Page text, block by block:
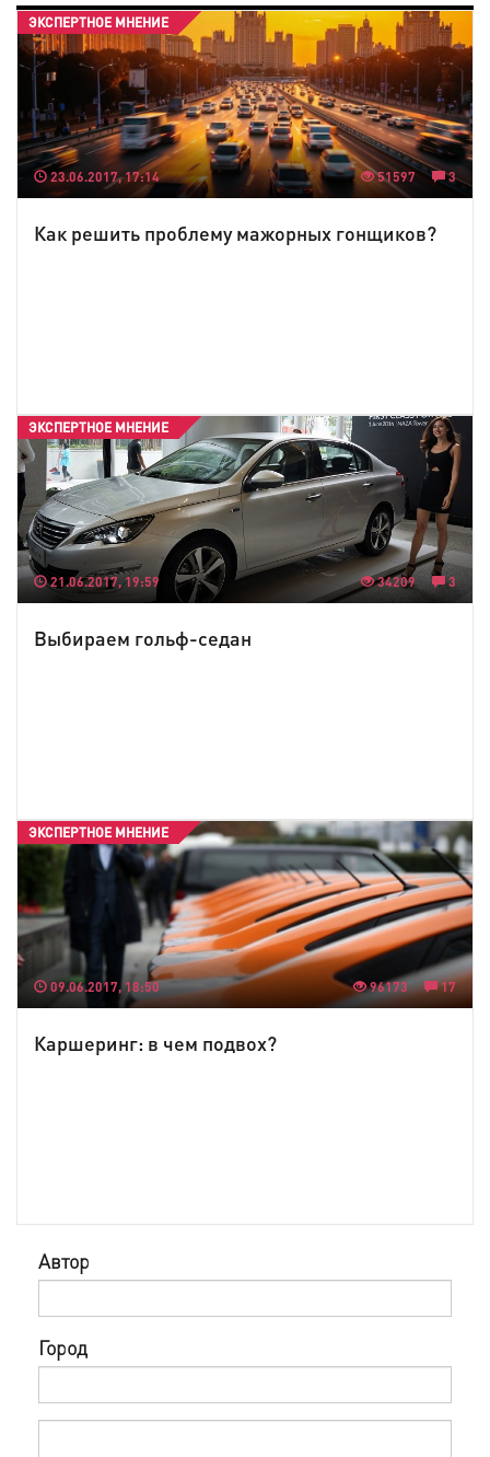
23.06.2017, 17:14 51597 3
ЭКСПЕРТНОЕ МНЕНИЕ
Как решить проблему мажорных гонщиков?
21.06.2017, 19:59 34209 3
ЭКСПЕРТНОЕ МНЕНИЕ
Выбираем гольф-седан
09.06.2017, 18:50 96173 17
ЭКСПЕРТНОЕ МНЕНИЕ
Каршеринг: в чем подвох?
Автор
Город